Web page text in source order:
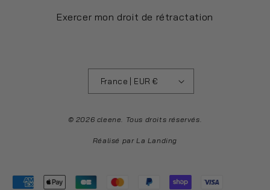
Exercer mon droit de rétractation
France | EUR €
© 2026 cleene. Tous droits réservés.
Réalisé parLa Landing